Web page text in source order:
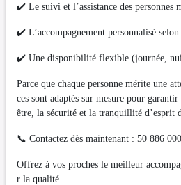
✔️ Le suivi et l’assistance des personnes
✔️ L’accompagnement personnalisé selon
✔️ Une disponibilité flexible (journée,
Parce que chaque personne mérite une
ces sont adaptés sur mesure pour
être, la sécurité et la tranquillité d’esprit
📞 Contactez dès maintenant : 50 886
Offrez à vos proches le meilleur
r la qualité.